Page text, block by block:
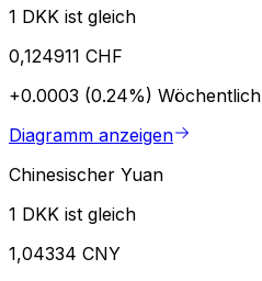
1 DKK ist gleich
0,124911 CHF
+0.0003 (0.24%) Wöchentlich
Diagramm anzeigen
Chinesischer Yuan
1 DKK ist gleich
1,04334 CNY